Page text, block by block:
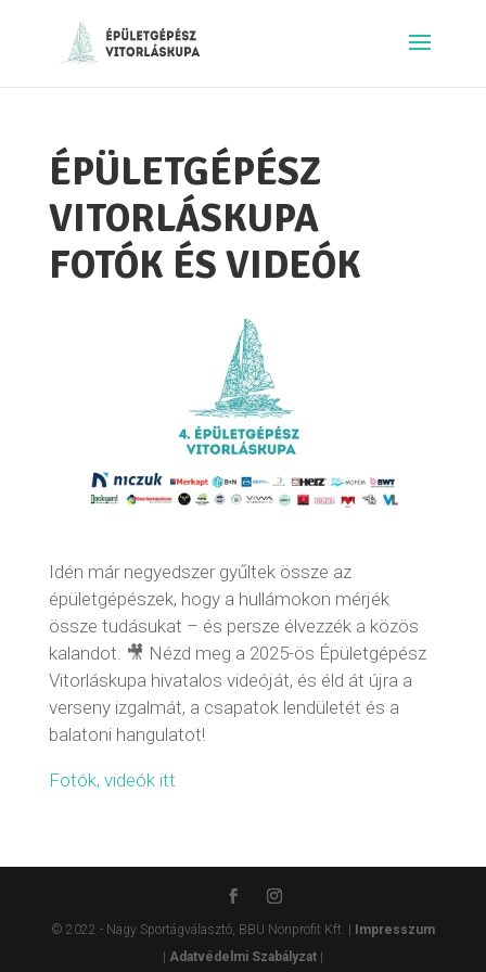
ÉPÜLETGÉPÉSZ
VITORLÁSKUPA
FOTÓK ÉS VIDEÓK
Idén már negyedszer gyűltek össze az
épületgépészek, hogy a hullámokon mérjék
össze tudásukat – és persze élvezzék a közös
kalandot. 🎥 Nézd meg a 2025-ös Épületgépész
Vitorláskupa hivatalos videóját, és éld át újra a
verseny izgalmát, a csapatok lendületét és a
balatoni hangulatot!
Fotók, videók itt
© 2022 - Nagy Sportágválasztó, BBU Nonprofit Kft. | Impresszum
| Adatvédelmi Szabályzat|